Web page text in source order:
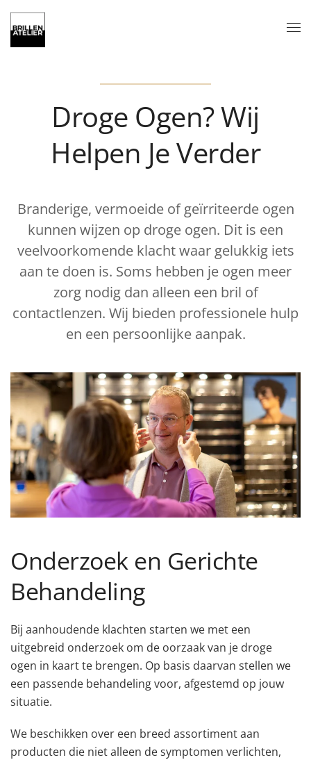
Skip to main content
Droge Ogen? Wij
Helpen Je Verder
Branderige, vermoeide of geïrriteerde ogen
kunnen wijzen op droge ogen. Dit is een
veelvoorkomende klacht waar gelukkig iets
aan te doen is. Soms hebben je ogen meer
zorg nodig dan alleen een bril of
contactlenzen. Wij bieden professionele hulp
en een persoonlijke aanpak.
Onderzoek en Gerichte
Behandeling
Bij aanhoudende klachten starten we met een
uitgebreid onderzoek om de oorzaak van je droge
ogen in kaart te brengen. Op basis daarvan stellen we
een passende behandeling voor, afgestemd op jouw
situatie.
We beschikken over een breed assortiment aan
producten die niet alleen de symptomen verlichten,